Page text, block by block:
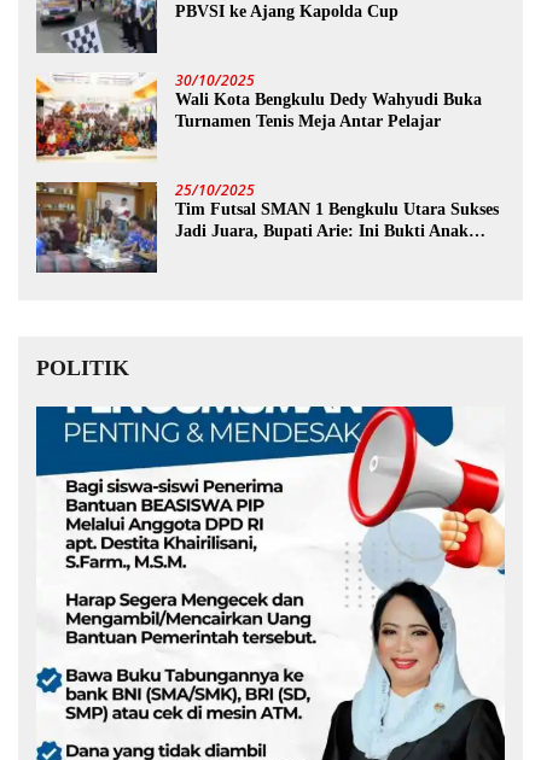
PBVSI ke Ajang Kapolda Cup
30/10/2025
Wali Kota Bengkulu Dedy Wahyudi Buka
Turnamen Tenis Meja Antar Pelajar
25/10/2025
Tim Futsal SMAN 1 Bengkulu Utara Sukses
Jadi Juara, Bupati Arie: Ini Bukti Anak
POLITIK